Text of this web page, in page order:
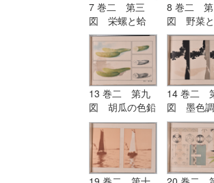
7 巻二 第三
図 栄螺と蛤
（鉛筆及び毛筆
練習）
8 巻二 第
図 野菜
（位置の
13 巻二 第九
図 胡瓜の色鉛
筆画・鉛筆画・
水彩画及びペン
画
14 巻二
図 墨色
研究